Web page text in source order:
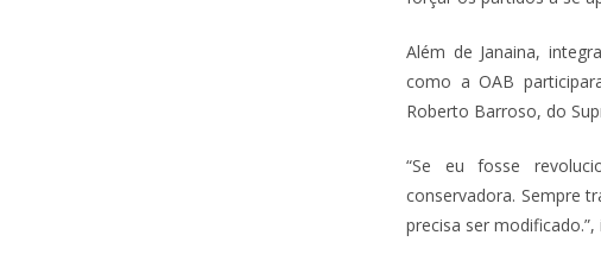
Além de Janaina,
como a OAB
Roberto Barroso, do
“Se eu fosse
conservadora. Sempre
precisa ser